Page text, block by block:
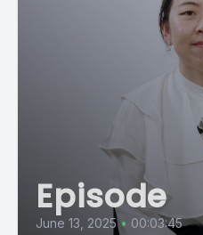
Episode
June 13, 2025 • 00:03:45